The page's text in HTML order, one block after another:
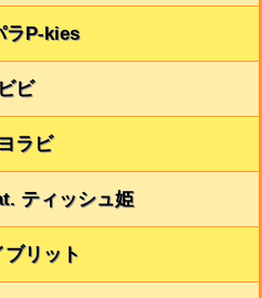
ラP-kies
ビビ
ラビ
ティッシュ姫
ブリット